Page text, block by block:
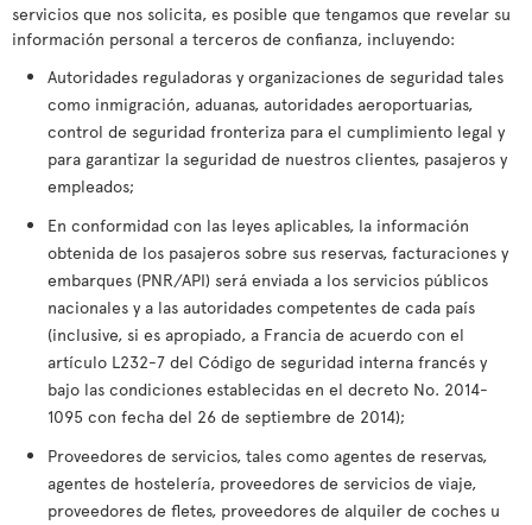
servicios que nos solicita, es posible que tengamos que revelar su
información personal a terceros de confianza, incluyendo:
Autoridades reguladoras y organizaciones de seguridad tales
como inmigración, aduanas, autoridades aeroportuarias,
control de seguridad fronteriza para el cumplimiento legal y
para garantizar la seguridad de nuestros clientes, pasajeros y
empleados;
En conformidad con las leyes aplicables, la información
obtenida de los pasajeros sobre sus reservas, facturaciones y
embarques (PNR/API) será enviada a los servicios públicos
nacionales y a las autoridades competentes de cada país
(inclusive, si es apropiado, a Francia de acuerdo con el
artículo L232-7 del Código de seguridad interna francés y
bajo las condiciones establecidas en el decreto No. 2014-
1095 con fecha del 26 de septiembre de 2014);
Proveedores de servicios, tales como agentes de reservas,
agentes de hostelería, proveedores de servicios de viaje,
proveedores de fletes, proveedores de alquiler de coches u